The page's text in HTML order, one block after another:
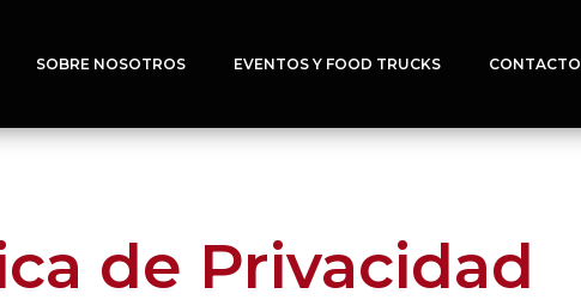
SOBRE NOSOTROS EVENTOS Y FOOD TRUCKS CONTACTO
de Privacidad